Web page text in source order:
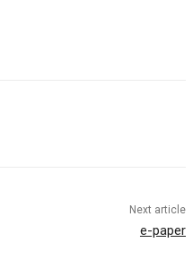
Next article
e-paper